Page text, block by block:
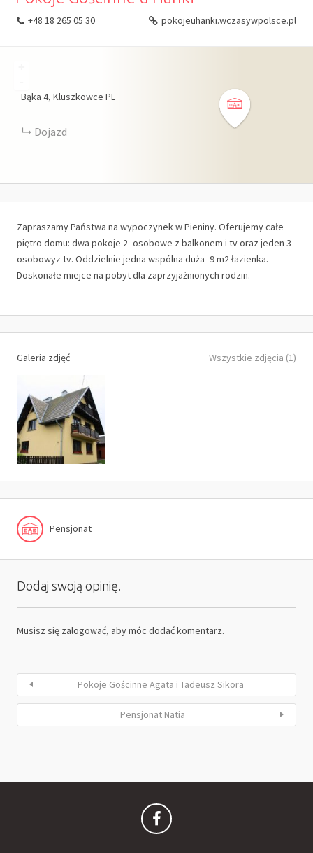
+48 18 265 05 30 pokojeuhanki.wczasywpolsce.pl
Bąka 4 Kluszkowce PL
Dojazd
Zapraszamy Państwa na wypoczynek w Pieniny. Oferujemy całe
piętro domu: dwa pokoje 2- osobowe z balkonem i tv oraz jeden 3-
osobowyz tv. Oddzielnie jedna wspólna duża -9 m2 łazienka.
Doskonałe miejce na pobyt dla zaprzyjażnionych rodzin.
Galeria zdjęć Wszystkie zdjęcia (1)
Pensjonat
Dodaj swoją opinię.
Musisz się zalogować, aby móc dodać komentarz.
Pokoje Gościnne Agata i Tadeusz Sikora
Pensjonat Natia